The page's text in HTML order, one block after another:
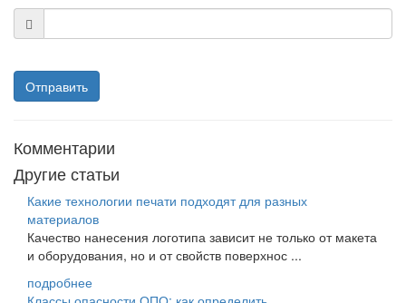
Отправить
Комментарии
Другие статьи
Какие технологии печати подходят для разных
материалов
Качество нанесения логотипа зависит не только от макета
и оборудования, но и от свойств поверхнос ...
подробнее